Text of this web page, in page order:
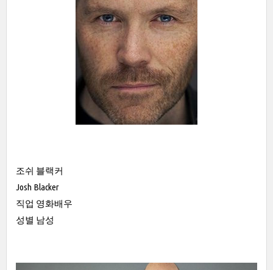
조쉬 블랙커
Josh Blacker
직업 영화배우
성별 남성